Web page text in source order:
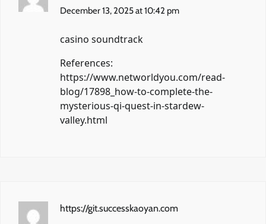
December 13, 2025 at 10:42 pm
casino soundtrack
References:
https://www.networldyou.com/read-
blog/17898_how-to-complete-the-
mysterious-qi-quest-in-stardew-
valley.html
https://git.successkaoyan.com